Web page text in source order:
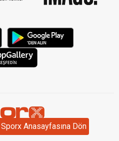
Sporx Anasayfasına Dön